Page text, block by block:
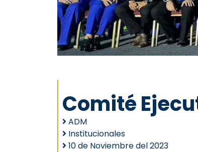
Comité
ADM
Institucionales
10 de Noviembre del 2023